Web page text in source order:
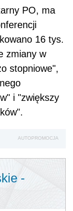
PO, ma
16 tys.
zmiany w
stopniowe",
i "zwiększy
AUTOPROMOCJA
-